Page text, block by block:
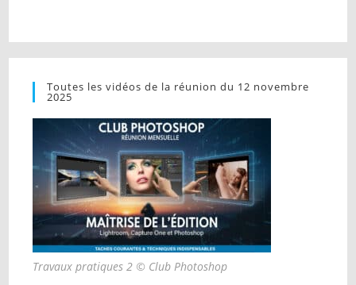
Toutes les vidéos de la réunion du 12 novembre
2025
Travaux pratiques 2 © Club Photoshop